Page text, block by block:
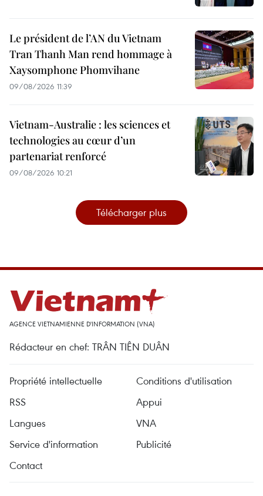
Le président de l’AN du Vietnam
Tran Thanh Man rend hommage à
Xaysomphone Phomvihane
09/08/2026 11:39
Vietnam-Australie : les sciences et
technologies au cœur d’un
partenariat renforcé
09/08/2026 10:21
Télécharger plus
AGENCE VIETNAMIENNE D'INFORMATION (VNA)
Rédacteur en chef: TRÂN TIÊN DUÂN
Propriété intellectuelle
Conditions d'utilisation
RSS
Appui
Langues
VNA
Service d'information
Publicité
Contact